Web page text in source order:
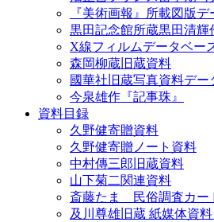
『美術画報』所載図版デ
黒田記念館所蔵黒田清輝
X線フィルムデータベー
森岡柳蔵旧蔵資料
國華社旧蔵写真資料デー
今泉雄作『記事珠』
資料目録
久野健寄贈資料
久野健寄贈ノート資料
中村傳三郎旧蔵資料
山下菊二関連資料
斎藤たま 民俗調査カー
及川尊雄旧蔵 紙媒体資